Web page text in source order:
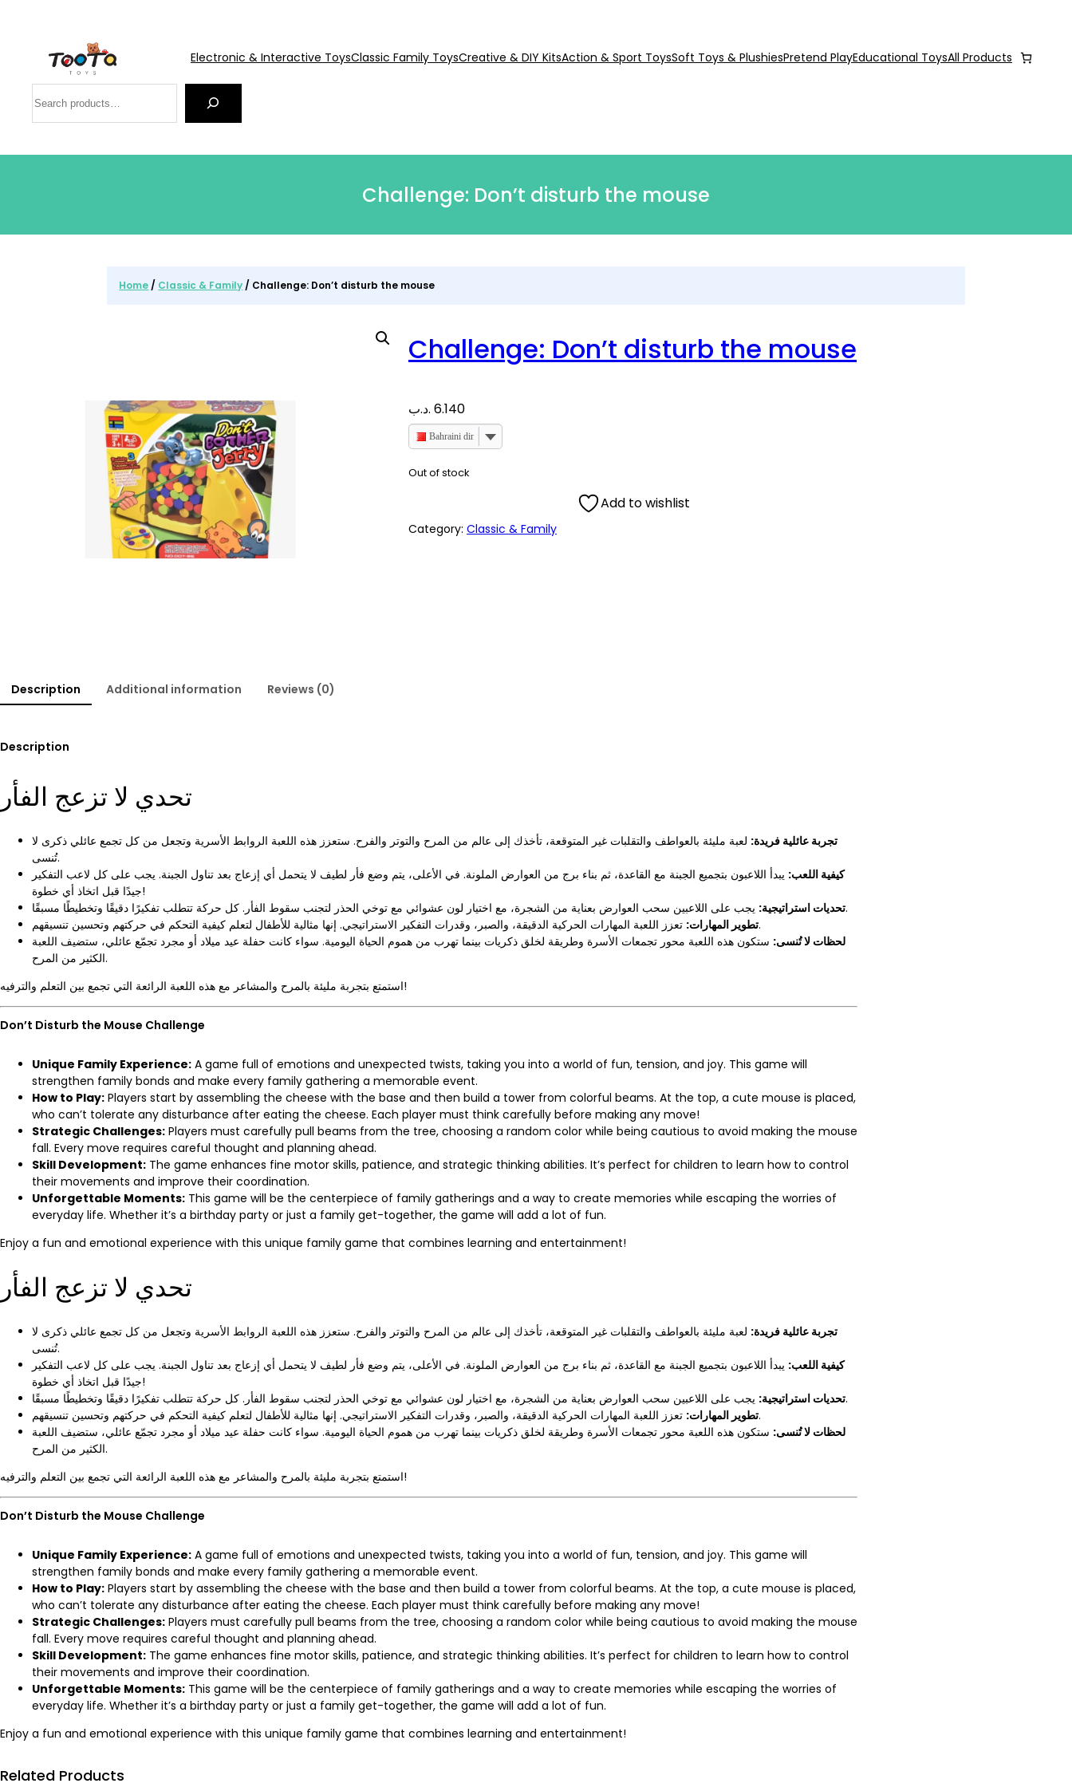
Electronic & Interactive ToysClassic Family ToysCreative & DIY KitsAction & Sport ToysSoft Toys & PlushiesPretend PlayEducational ToysAll Products
Challenge: Don’t disturb the mouse
Home / Classic & Family / Challenge: Don’t disturb the mouse
Challenge: Don’t disturb the mouse
6.140 .د.ب
Bahraini dinar
Out of stock
Add to wishlist
Category: Classic & Family
Description Additional information Reviews (0)
Description
تحدي لا تزعج الفأر
تجربة عائلية فريدة: لعبة مليئة بالعواطف والتقلبات غير المتوقعة، تأخذك إلى عالم من المرح والتوتر والفرح. ستعزز هذه اللعبة الروابط الأسرية وتجعل من كل تجمع عائلي ذكرى لا
تُنسى.
كيفية اللعب: يبدأ اللاعبون بتجميع الجبنة مع القاعدة، ثم بناء برج من العوارض الملونة. في الأعلى، يتم وضع فأر لطيف لا يتحمل أي إزعاج بعد تناول الجبنة. يجب على كل لاعب التفكير
جيدًا قبل اتخاذ أي خطوة!
تحديات استراتيجية:يجب على اللاعبين سحب العوارض بعناية من الشجرة، مع اختيار لون عشوائي مع توخي الحذر لتجنب سقوط الفأر. كل حركة تتطلب تفكيرًا دقيقًا وتخطيطًا مسبقًا.
تطوير المهارات:تعزز اللعبة المهارات الحركية الدقيقة، والصبر، وقدرات التفكير الاستراتيجي. إنها مثالية للأطفال لتعلم كيفية التحكم في حركتهم وتحسين تنسيقهم.
لحظات لا تُنسى: ستكون هذه اللعبة محور تجمعات الأسرة وطريقة لخلق ذكريات بينما تهرب من هموم الحياة اليومية. سواء كانت حفلة عيد ميلاد أو مجرد تجمّع عائلي، ستضيف اللعبة
الكثير من المرح.
استمتع بتجربة مليئة بالمرح والمشاعر مع هذه اللعبة الرائعة التي تجمع بين التعلم والترفيه!
Don’t Disturb the Mouse Challenge
Unique Family Experience: A game full of emotions and unexpected twists, taking you into a world of fun, tension, and joy. This game will
strengthen family bonds and make every family gathering a memorable event.
How to Play: Players start by assembling the cheese with the base and then build a tower from colorful beams. At the top, a cute mouse is placed,
who can’t tolerate any disturbance after eating the cheese. Each player must think carefully before making any move!
Strategic Challenges: Players must carefully pull beams from the tree, choosing a random color while being cautious to avoid making the mouse
fall. Every move requires careful thought and planning ahead.
Skill Development: The game enhances fine motor skills, patience, and strategic thinking abilities. It’s perfect for children to learn how to control
their movements and improve their coordination.
Unforgettable Moments: This game will be the centerpiece of family gatherings and a way to create memories while escaping the worries of
everyday life. Whether it’s a birthday party or just a family get-together, the game will add a lot of fun.
Enjoy a fun and emotional experience with this unique family game that combines learning and entertainment!
تحدي لا تزعج الفأر
تجربة عائلية فريدة: لعبة مليئة بالعواطف والتقلبات غير المتوقعة، تأخذك إلى عالم من المرح والتوتر والفرح. ستعزز هذه اللعبة الروابط الأسرية وتجعل من كل تجمع عائلي ذكرى لا
تُنسى.
كيفية اللعب: يبدأ اللاعبون بتجميع الجبنة مع القاعدة، ثم بناء برج من العوارض الملونة. في الأعلى، يتم وضع فأر لطيف لا يتحمل أي إزعاج بعد تناول الجبنة. يجب على كل لاعب التفكير
جيدًا قبل اتخاذ أي خطوة!
تحديات استراتيجية:يجب على اللاعبين سحب العوارض بعناية من الشجرة، مع اختيار لون عشوائي مع توخي الحذر لتجنب سقوط الفأر. كل حركة تتطلب تفكيرًا دقيقًا وتخطيطًا مسبقًا.
تطوير المهارات:تعزز اللعبة المهارات الحركية الدقيقة، والصبر، وقدرات التفكير الاستراتيجي. إنها مثالية للأطفال لتعلم كيفية التحكم في حركتهم وتحسين تنسيقهم.
لحظات لا تُنسى: ستكون هذه اللعبة محور تجمعات الأسرة وطريقة لخلق ذكريات بينما تهرب من هموم الحياة اليومية. سواء كانت حفلة عيد ميلاد أو مجرد تجمّع عائلي، ستضيف اللعبة
الكثير من المرح.
استمتع بتجربة مليئة بالمرح والمشاعر مع هذه اللعبة الرائعة التي تجمع بين التعلم والترفيه!
Don’t Disturb the Mouse Challenge
Unique Family Experience: A game full of emotions and unexpected twists, taking you into a world of fun, tension, and joy. This game will
strengthen family bonds and make every family gathering a memorable event.
How to Play: Players start by assembling the cheese with the base and then build a tower from colorful beams. At the top, a cute mouse is placed,
who can’t tolerate any disturbance after eating the cheese. Each player must think carefully before making any move!
Strategic Challenges: Players must carefully pull beams from the tree, choosing a random color while being cautious to avoid making the mouse
fall. Every move requires careful thought and planning ahead.
Skill Development: The game enhances fine motor skills, patience, and strategic thinking abilities. It’s perfect for children to learn how to control
their movements and improve their coordination.
Unforgettable Moments: This game will be the centerpiece of family gatherings and a way to create memories while escaping the worries of
everyday life. Whether it’s a birthday party or just a family get-together, the game will add a lot of fun.
Enjoy a fun and emotional experience with this unique family game that combines learning and entertainment!
Related Products